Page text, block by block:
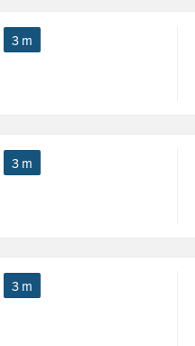
3 m
3 m
3 m